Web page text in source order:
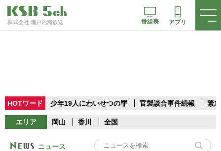
株式会社 瀬戸内海放送 番組表 アプリ
HOTワード 少年19人にわいせつの罪 官製談合事件続報 緊
エリア 岡山 香川 全国
ニュース